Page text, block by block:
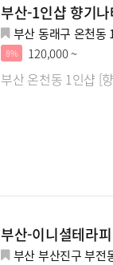
부산-1인샵 향기나
부산 동래구 온천동
8% 120,000 ~
부산 온천동 1인샵 [
부산-이니셜테라피
부산 부산진구 부전